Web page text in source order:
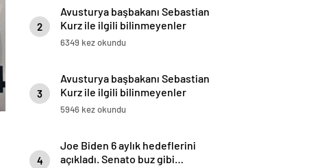
2
Avusturya başbakanı Sebastian
Kurz ile ilgili bilinmeyenler
6349 kez okundu
3
Avusturya başbakanı Sebastian
Kurz ile ilgili bilinmeyenler
5946 kez okundu
4
Joe Biden 6 aylık hedeflerini
açıkladı. Senato buz gibi…